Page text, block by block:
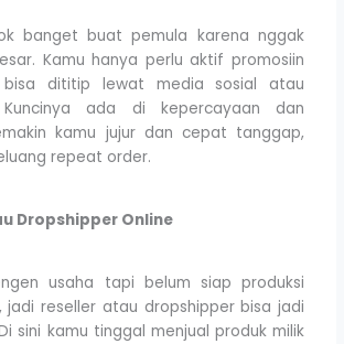
banget buat pemula karena nggak
Kamu hanya perlu aktif promosiin
dititip lewat media sosial atau
Kuncinya ada di kepercayaan dan
kamu jujur dan cepat tanggap,
repeat order.
Dropshipper Online
usaha tapi belum siap produksi
jadi reseller atau dropshipper bisa jadi
sini kamu tinggal menjual produk milik